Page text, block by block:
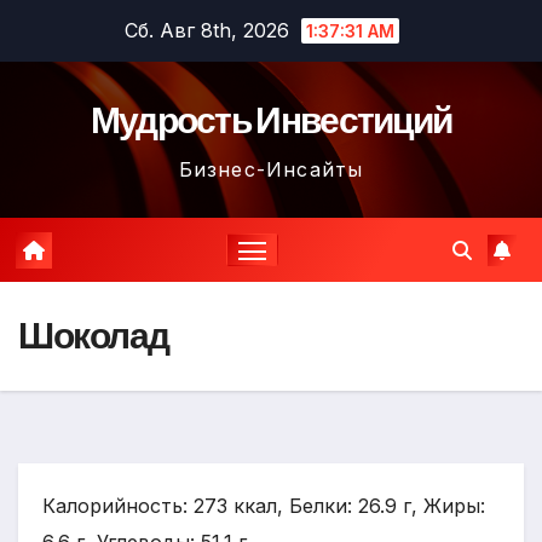
содержимому
Сб. Авг 8th, 2026 1:37:32 AM
Мудрость Инвестиций
Бизнес-Инсайты
Шоколад
Калорийность: 273 ккал, Белки: 26.9 г, Жиры: